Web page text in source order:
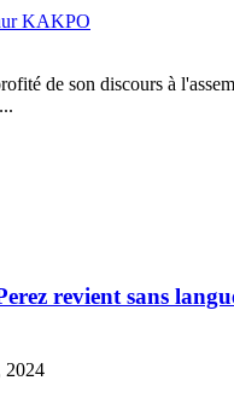
KAKPO
de son discours à
revient sans
2024